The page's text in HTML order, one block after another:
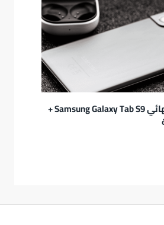
مفاجأة بالشكل النهائي Samsung Galaxy Tab S9 +